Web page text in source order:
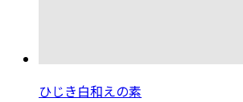
ひじき白和えの素